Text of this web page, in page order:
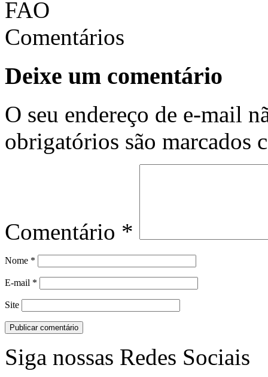
Comentários
Deixe um comentário
O seu endereço de e-mail
obrigatórios são marcados
Comentário *
Nome *
E-mail *
Site
Siga nossas Redes Sociais